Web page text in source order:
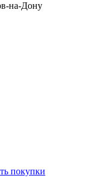
на-Дону
покупки